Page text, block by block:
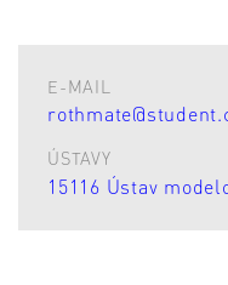
E-MAIL
ÚSTAVY
15116 Ústav